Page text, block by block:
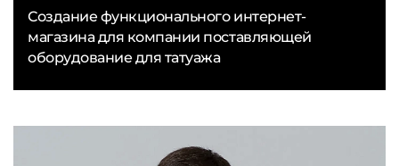
Создание функционального интернет-
магазина для компании поставляющей
оборудование для татуажа